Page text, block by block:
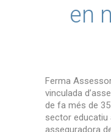
en
Ferma
vinculada
de fa més de
sector educatiu
asseguradora